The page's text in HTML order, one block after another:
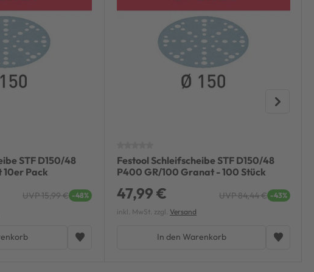
STF D150/48
10er Pack
UVP 15,99 € -48%
Festool Schleifscheibe STF D150/48
P400 GR/100 Granat - 100 Stück
47,99 € UVP 84,44 € -43%
inkl. MwSt. zzgl. Versand
In den Warenkorb